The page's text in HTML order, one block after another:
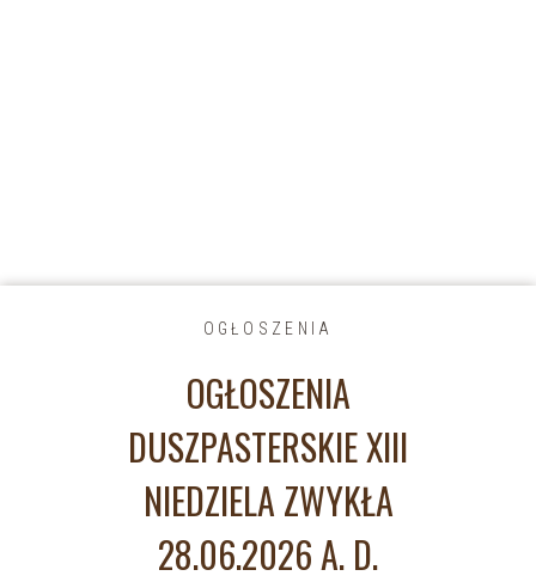
OGŁOSZENIA
OGŁOSZENIA
DUSZPASTERSKIE XIII
NIEDZIELA ZWYKŁA
28.06.2026 A. D.